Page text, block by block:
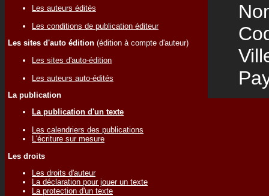
Les auteurs édités
Les conditions de publication éditeur
Les sites d'auto édition (édition à compte d'auteur)
Les sites d'auto-édition
Les auteurs auto-édités
La publication
La publication d'un texte
Les calendriers des publications
L'écriture sur mesure
Les droits
Les droits d'auteur
La déclaration pour jouer un texte
La protection d'un texte